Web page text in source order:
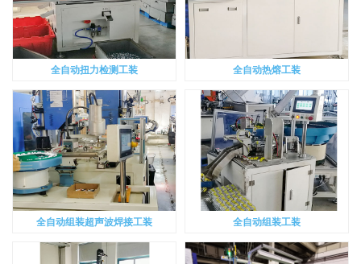
全自动扭力检测工装 全自动热熔工装
全自动组装超声波焊接工装 全自动组装工装